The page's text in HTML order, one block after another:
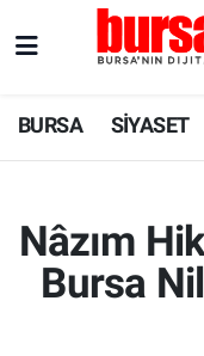
BURSA SİYASET
Nâzım
Bursa
SPOR
Süper Lig